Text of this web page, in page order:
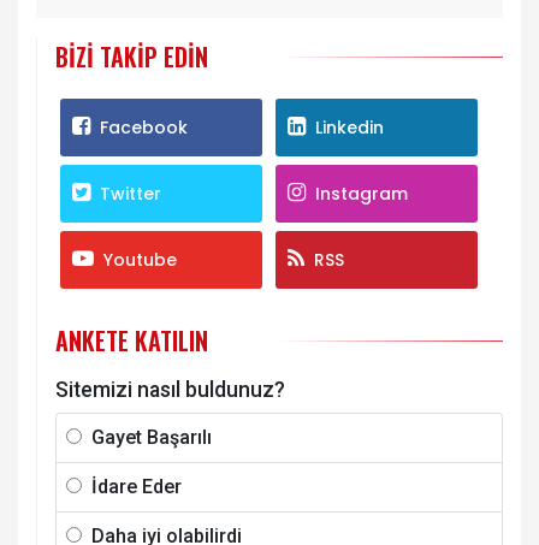
BIZI TAKIP EDIN
Facebook Linkedin
Twitter Instagram
Youtube RSS
ANKETE KATILIN
Sitemizi nasıl buldunuz?
Gayet Başarılı
İdare Eder
Daha iyi olabilirdi